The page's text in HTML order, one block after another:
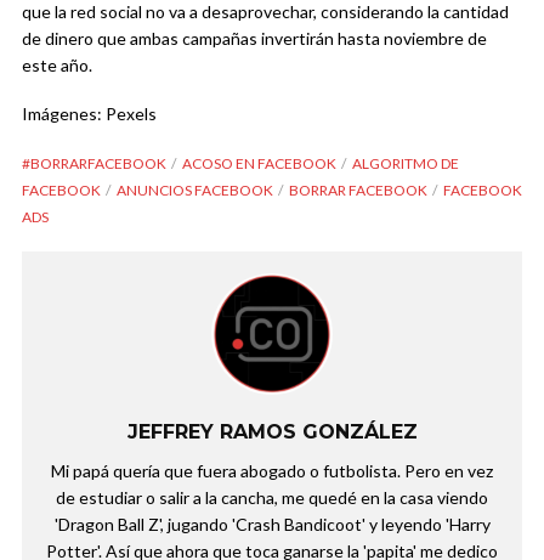
que la red social no va a desaprovechar, considerando la cantidad
de dinero que ambas campañas invertirán hasta noviembre de
este año.
Imágenes: Pexels
#BORRARFACEBOOK ACOSO EN FACEBOOK
ALGORITMO DE
FACEBOOK
ANUNCIOS FACEBOOK BORRAR FACEBOOK
FACEBOOK
ADS
JEFFREY RAMOS GONZÁLEZ
Mi papá quería que fuera abogado o futbolista. Pero en vez
de estudiar o salir a la cancha, me quedé en la casa viendo
'Dragon Ball Z', jugando 'Crash Bandicoot' y leyendo 'Harry
Potter'. Así que ahora que toca ganarse la 'papita' me dedico